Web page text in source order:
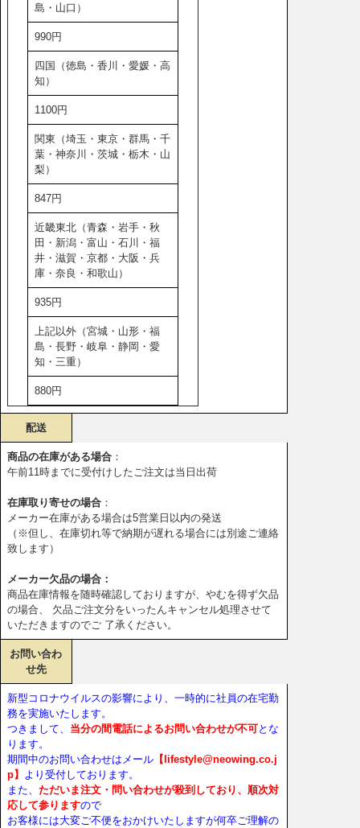
島・山口）
990円
四国（徳島・香川・愛媛・高
知）
1100円
関東（埼玉・東京・群馬・千
葉・神奈川・茨城・栃木・山
梨）
847円
近畿東北（青森・岩手・秋
田・新潟・富山・石川・福
井・滋賀・京都・大阪・兵
庫・奈良・和歌山）
935円
上記以外（宮城・山形・福
島・長野・岐阜・静岡・愛
知・三重）
880円
配送
商品の在庫がある場合 ：
午前11時までに受付けしたご注文は当日出荷
在庫取り寄せの場合 ：
メーカー在庫がある場合は5営業日以内の発送
（※但し、在庫切れ等で納期が遅れる場合には別途ご連絡
致します）
メーカー欠品の場合：
商品在庫情報を随時確認しておりますが、やむを得ず欠品
の場合、 欠品ご注文分をいったんキャンセル処理させて
いただきますのでご 了承ください。
お問い合わ
せ先
新型コロナウイルスの影響により、一時的に社員の在宅勤
務を実施いたします。
つきまして、 当分の間電話によるお問い合わせが不可とな
ります。
期間中のお問い合わせはメール 【lifestyle@neowing.co.j
p】 より受付しております。
また、 ただいま注文・問い合わせが殺到しており、順次対
応して参りますので
お客様には大変ご不便をおかけいたしますが何卒ご理解の